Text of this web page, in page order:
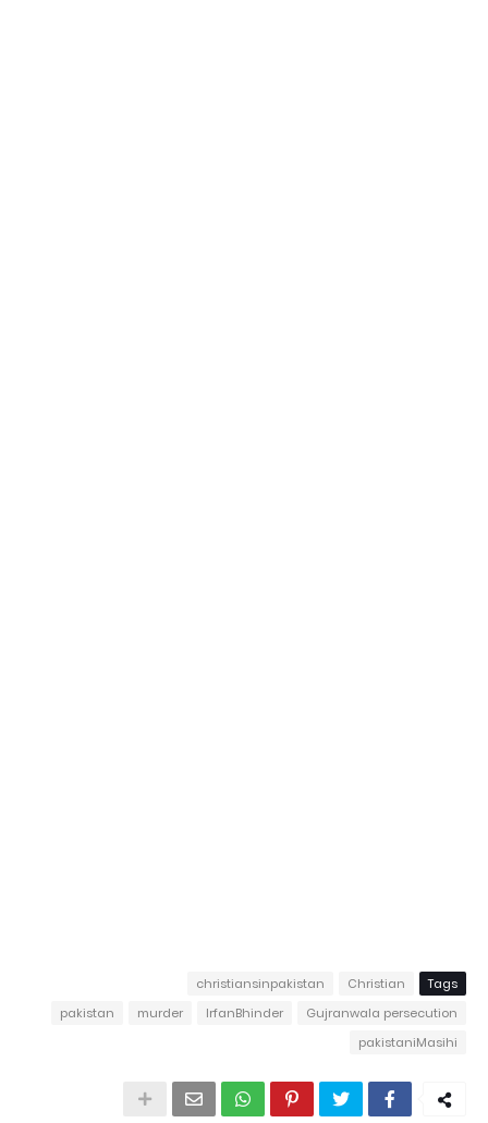
Tags
Christian
christiansinpakistan
Gujranwala persecution
IrfanBhinder
murder
pakistan
pakistaniMasihi